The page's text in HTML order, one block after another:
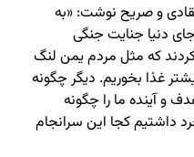
و صریح نوشت: «به
دنیا جنایت جنگی
که مثل مردم یمن لنگ
غذا بخوریم. دیگر چگونه
و آینده ما را چگونه
داشتیم کجا این سرانجام